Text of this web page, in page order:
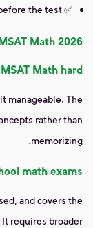
✅ Start preparing at least 3 months before the test
Math 2026
Math hard?
manageable. The
rather than
memorizing.
math exams?
and covers the
requires broader